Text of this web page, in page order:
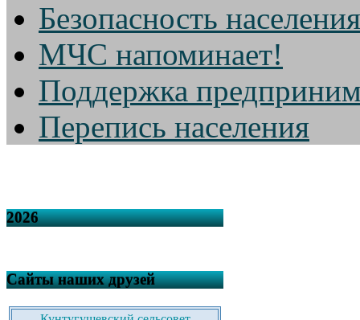
Безопасность населения
МЧС напоминает!
Поддержка
Перепись населения
2026
Сайты наших друзей